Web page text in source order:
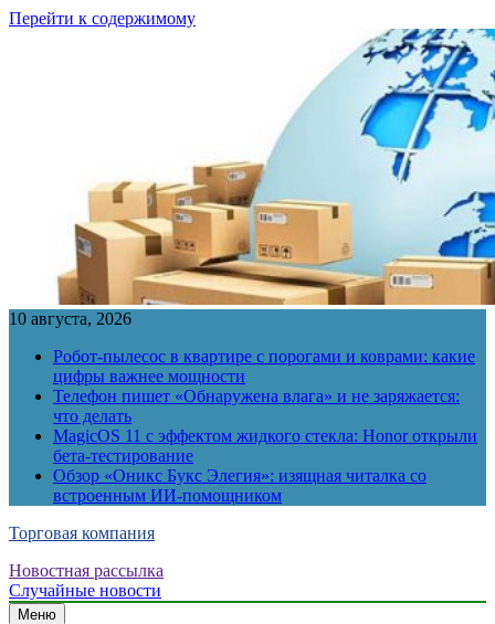
Перейти к содержимому
10 августа, 2026
Робот-пылесос в квартире с порогами и коврами: какие
цифры важнее мощности
Телефон пишет «Обнаружена влага» и не заряжается:
что делать
MagicOS 11 с эффектом жидкого стекла: Honor открыли
бета-тестирование
Обзор «Оникс Букс Элегия»: изящная читалка со
встроенным ИИ-помощником
Торговая компания
Новостная рассылка
Случайные новости
Меню